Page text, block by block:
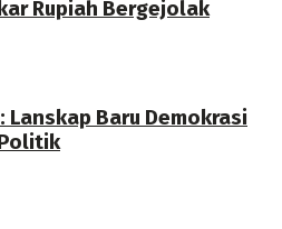
Rupiah Bergejolak
Lanskap Baru Demokrasi